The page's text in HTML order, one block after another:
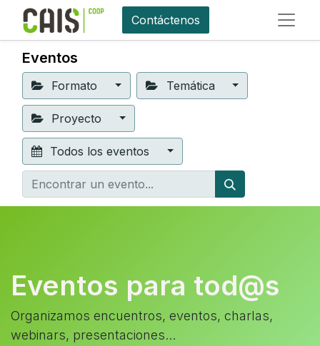
Contáctenos
Eventos
Formato Temática
Proyecto
Todos los eventos
Eventos para tod@s
Organizamos encuentros, eventos, charlas,
webinars, presentaciones...